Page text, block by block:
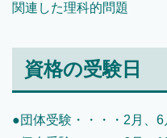
関連した理科的問題
資格の受験日
●団体受験・・・・2月、6